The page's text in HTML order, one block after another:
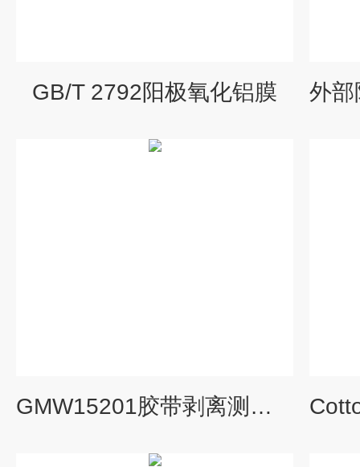
GB/T 2792阳极氧化铝膜
GMW15201胶带剥离测试阳极氧化铝膜